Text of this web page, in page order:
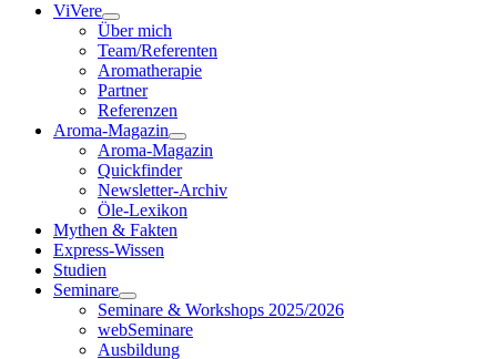
ViVere
Über mich
Team/Referenten
Aromatherapie
Partner
Referenzen
Aroma-Magazin
Aroma-Magazin
Quickfinder
Newsletter-Archiv
Öle-Lexikon
Mythen & Fakten
Express-Wissen
Studien
Seminare
Seminare & Workshops 2025/2026
webSeminare
Ausbildung